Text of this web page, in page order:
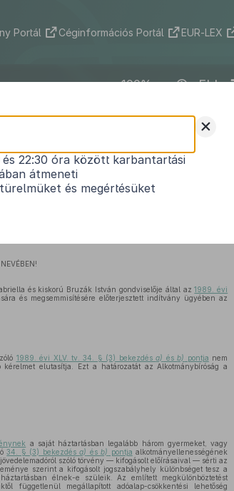
Portál Céginformációs Portál EUR-LEX
ELI
határozat
1989. XLV. tv.34. § (3) a) és b)
irányuló kérelem
1
és kiskorú Bruzák István gondviselője által az1989. évi
és megsemmisítésére előterjesztett indítvány ügyében az
1989. évi XLV. tv. 34. § (3) bekezdésa) ésb) pontja nem
elutasítja. Ezt a határozatát az Alkotmánybíróság a
a saját háztartásban legalább három gyermeket, vagy
34. § (3) bekezdésa) ésb) pontja alkotmányellenességének
szóló törvény — kifogásolt előírásaival — sérti az
szerint a kifogásolt jogszabályhely különbséget tesz a
élnek-e szüleik. Az említett megkülönböztetést
függetlenül megállapított adóalap-csökkentési lehetőség
+
22:30 óra között karbantartási
átmeneti
és megértésüket